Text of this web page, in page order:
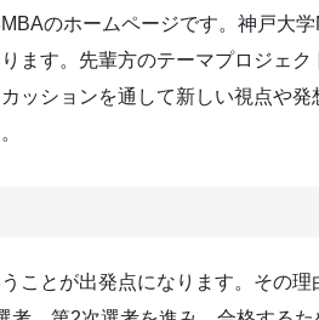
のホームページです。神戸大
ます。先輩方のテーマプロジェ
ッションを通して新しい視点や
ことが出発点になります。その